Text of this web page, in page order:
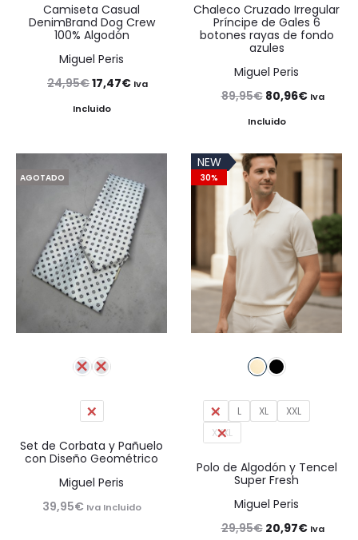
Camiseta Casual
DenimBrand Dog Crew
100% Algodón
Miguel Peris
24,95€El
precio
era:
24,95€.
17,47€El
es:
17,47€.
Iva
Incluido
Chaleco Cruzado Irregular
Príncipe de Gales 6
botones rayas de fondo
azules
Miguel Peris
89,95€ El
precio
era:
89,95€.
80,96€ElIva
Incluido
AGOTADO
U
Set de Corbata y Pañuelo
con Diseño Geométrico
Miguel Peris
39,95€ Iva Incluido
NEW
30%
M L XL
XXL
XXXL
Polo de Algodón y Tencel
Super Fresh
Miguel Peris
29,95€ El
20,97€ElIva